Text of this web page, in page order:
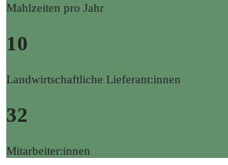
Mahlzeiten pro Jahr
10
Landwirtschaftliche Lieferant:innen
32
Mitarbeiter:innen